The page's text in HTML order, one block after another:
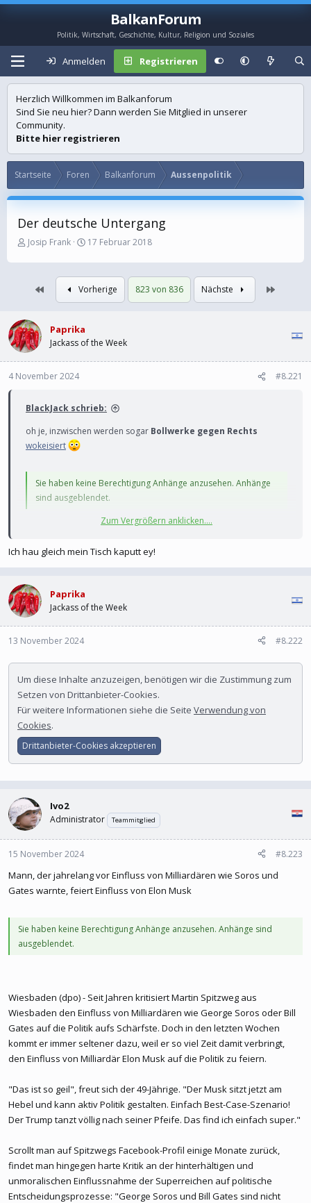
BalkanForum
Politik, Wirtschaft, Geschichte, Kultur, Religion und Soziales
Anmelden Registrieren
Herzlich Willkommen im Balkanforum
Sind Sie neu hier? Dann werden Sie Mitglied in unserer
Community.
Bitte hier registrieren
Startseite Foren Balkanforum Aussenpolitik
Der deutsche Untergang
E
s
e
r
Josip Frank
E
s
t
e
l
a
17 Februar 2018
Vorherige 823 von 836 Nächste
Paprika
Jackass of the Week
4 November 2024 #8.221
BlackJack schrieb:
oh je, inzwischen werden sogar Bollwerke gegen Rechts
wokeisiert
Sie haben keine Berechtigung Anhänge anzusehen. Anhänge
sind ausgeblendet.
Immer wenn sie schreiben "umstritten" ist der/die jenige erledigt,
Doch letztgenanntes Stück ist inzwischen umstritten: „In
die muslimische Gebetshaltung parallel zum Singen nach“,
erklärt
Musik, Theater und Medien Hannover, in einem Interview mit dem
Klett-Verlag. Auch das ZDF sieht das beliebte Kinderlied
problematisch. Laut des von ZDFkultur betreuten Instagram-
Kanals „aroundtheworld“ könne das populäre Kinderlied „als
Verballhornung der arabischen Sprachen gedeutet“ werden. Die
„gebetsähnliche Verbeugung während des Liedes“ könne man gar
als (mögliche) „Ablehnung des Islam“ interpretieren.
Zum Vergrößern anklicken....
Ich hau gleich mein Tisch kaputt ey!
Paprika
Jackass of the Week
13 November 2024 #8.222
Um diese Inhalte anzuzeigen, benötigen wir die Zustimmung zum
Setzen von Drittanbieter-Cookies.
Für weitere Informationen siehe die Seite Verwendung von
Cookies.
Drittanbieter-Cookies akzeptieren
Ivo2
Administrator Teammitglied
15 November 2024 #8.223
Mann, der jahrelang vor Einfluss von Milliardären wie Soros und
Gates warnte, feiert Einfluss von Elon Musk
Sie haben keine Berechtigung Anhänge anzusehen. Anhänge sind
ausgeblendet.
Wiesbaden (dpo) - Seit Jahren kritisiert Martin Spitzweg aus
Wiesbaden den Einfluss von Milliardären wie George Soros oder Bill
Gates auf die Politik aufs Schärfste. Doch in den letzten Wochen
kommt er immer seltener dazu, weil er so viel Zeit damit verbringt,
den Einfluss von Milliardär Elon Musk auf die Politik zu feiern.
"Das ist so geil", freut sich der 49-Jährige. "Der Musk sitzt jetzt am
Hebel und kann aktiv Politik gestalten. Einfach Best-Case-Szenario!
Der Trump tanzt völlig nach seiner Pfeife. Das find ich einfach super."
Scrollt man auf Spitzwegs Facebook-Profil einige Monate zurück,
findet man hingegen harte Kritik an der hinterhältigen und
unmoralischen Einflussnahme der Superreichen auf politische
Entscheidungsprozesse: "George Soros und Bill Gates sind nicht